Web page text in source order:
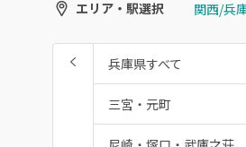
エリア・駅選択
兵庫県すべて
三宮・元町